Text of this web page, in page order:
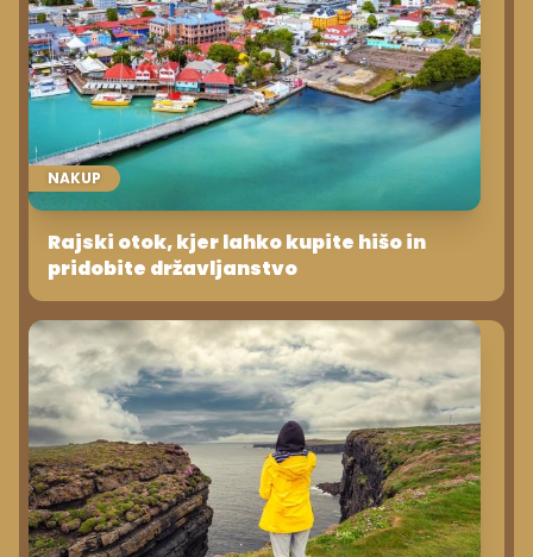
NAKUP
Rajski otok, kjer lahko kupite hišo in
pridobite državljanstvo